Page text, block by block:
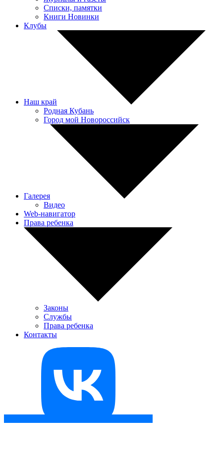
Списки, памятки
Книги Новинки
Клубы
Наш край
Родная Кубань
Город мой Новороссийск
Галерея
Видео
Web-навигатор
Права ребенка
Законы
Службы
Права ребенка
Контакты